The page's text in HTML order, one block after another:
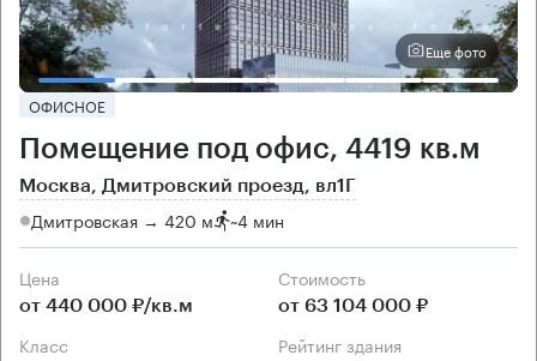
Еще фото
ОФИСНОЕ
Помещение под офис, 4419 кв.м
Москва, Дмитровский проезд, вл1Г
Дмитровская → 420 м ~4 мин
Цена
от 440 000 ₽/кв.м
Cтоимость
от 63 104 000 ₽
класс рейтинг здания